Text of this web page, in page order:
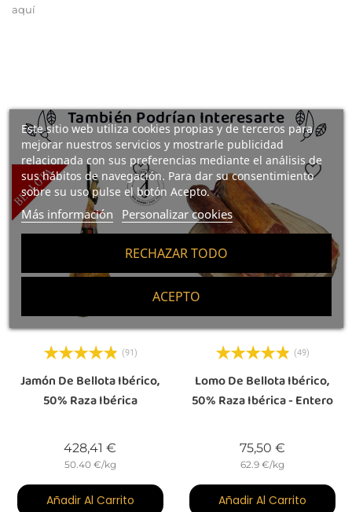
Este sitio web utiliza cookies propias y de terceros para
mejorar nuestros servicios y mostrarle publicidad
relacionada con sus preferencias mediante el análisis de
sus hábitos de navegación. Para dar su consentimiento
sobre su uso pulse el botón Acepto.
Más información Personalizar cookies
RECHAZAR TODO
ACEPTO
aquí
También Podrían Interesarte
(91)
Jamón De Bellota Ibérico,
50% Raza Ibérica
428,41 €
50.40 €/kg
Añadir Al Carrito
(49)
Lomo De Bellota Ibérico,
50% Raza Ibérica - Entero
75,50 €Precio
62.9 €/kg
Añadir Al Carrito